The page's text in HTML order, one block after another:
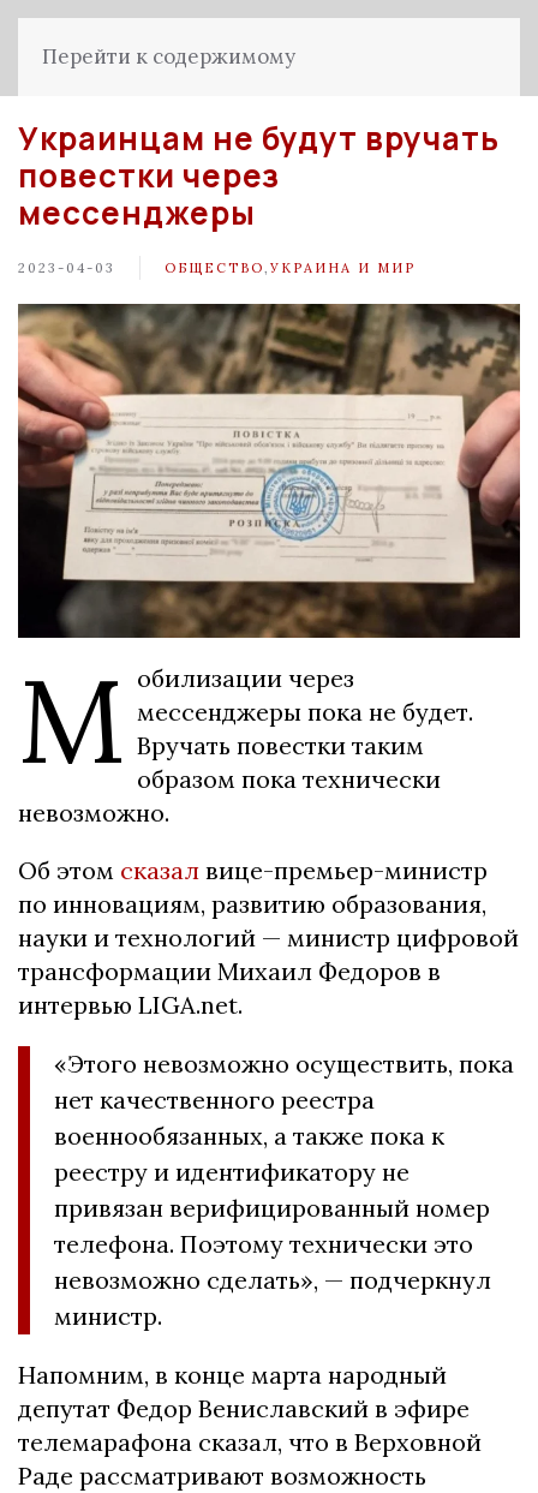
Перейти к содержимому
Украинцам не будут вручать
повестки через
мессенджеры
2023-04-03 ОБЩЕСТВО УКРАИНА И МИР
М обилизации через
мессенджеры пока не будет.
Вручать повестки таким
образом пока технически
невозможно.
Об этом сказал вице-премьер-министр
по инновациям, развитию образования,
науки и технологий — министр цифровой
трансформации Михаил Федоров в
интервью LІGА.net.
«Этого невозможно осуществить, пока
нет качественного реестра
военнообязанных, а также пока к
реестру и идентификатору не
привязан верифицированный номер
телефона. Поэтому технически это
невозможно сделать», — подчеркнул
министр.
Напомним, в конце марта народный
депутат Федор Вениславский в эфире
телемарафона сказал, что в Верховной
Раде рассматривают возможность